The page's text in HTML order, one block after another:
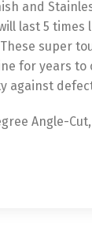
and
last 5 times
super
for years to
against
Angle-